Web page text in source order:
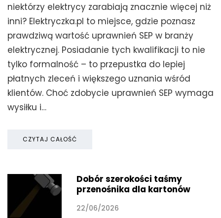
niektórzy elektrycy zarabiają znacznie więcej niż
inni? Elektryczka.pl to miejsce, gdzie poznasz
prawdziwą wartość uprawnień SEP w branży
elektrycznej. Posiadanie tych kwalifikacji to nie
tylko formalność – to przepustka do lepiej
płatnych zleceń i większego uznania wśród
klientów. Choć zdobycie uprawnień SEP wymaga
wysiłku i…
CZYTAJ CAŁOŚĆ
Dobór szerokości taśmy
przenośnika dla kartonów
22/06/2026